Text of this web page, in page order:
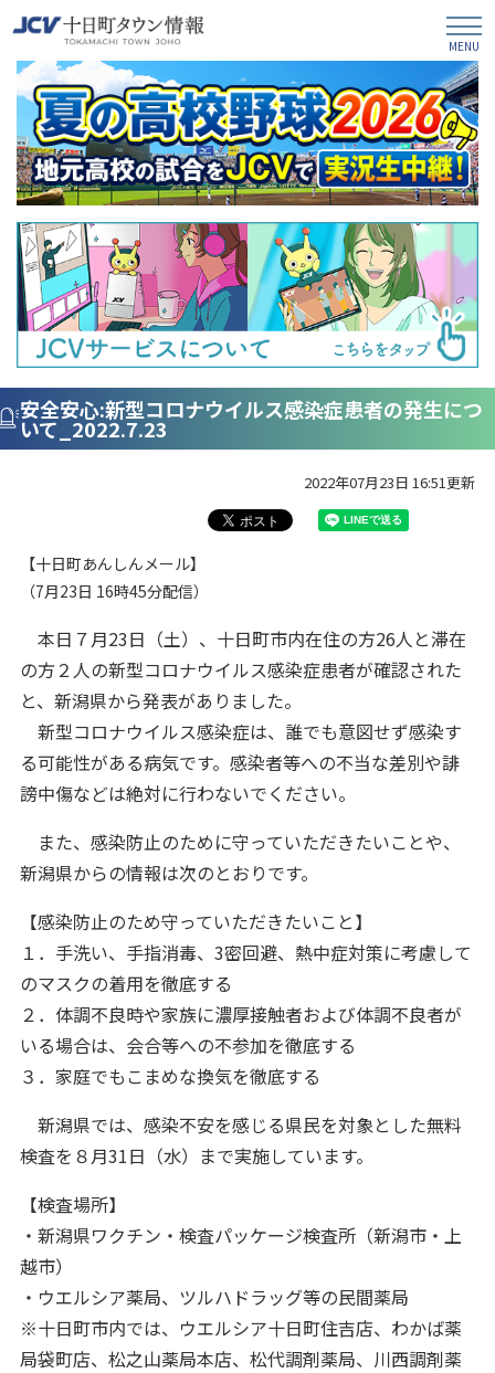
安全安心:新型コロナウイルス感染症患者の発生につ
いて_2022.7.23
2022年07月23日 16:51更新
【十日町あんしんメール】
（7月23日 16時45分配信）
本日７月23日（土）、十日町市内在住の方26人と滞在
の方２人の新型コロナウイルス感染症患者が確認された
と、新潟県から発表がありました。
新型コロナウイルス感染症は、誰でも意図せず感染す
る可能性がある病気です。感染者等への不当な差別や誹
謗中傷などは絶対に行わないでください。
また、感染防止のために守っていただきたいことや、
新潟県からの情報は次のとおりです。
【感染防止のため守っていただきたいこと】
１．手洗い、手指消毒、3密回避、熱中症対策に考慮して
のマスクの着用を徹底する
２．体調不良時や家族に濃厚接触者および体調不良者が
いる場合は、会合等への不参加を徹底する
３．家庭でもこまめな換気を徹底する
新潟県では、感染不安を感じる県民を対象とした無料
検査を８月31日（水）まで実施しています。
【検査場所】
・新潟県ワクチン・検査パッケージ検査所（新潟市・上
越市）
・ウエルシア薬局、ツルハドラッグ等の民間薬局
※十日町市内では、ウエルシア十日町住吉店、わかば薬
局袋町店、松之山薬局本店、松代調剤薬局、川西調剤薬